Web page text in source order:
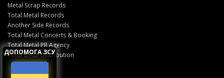
ДОПОМОГА ЗСУ
Metal Scrap Records
Total Metal Records
Another Side Records
Total Metal Concerts & Booking
Total Metal PR Agency
Total Metal Distribution